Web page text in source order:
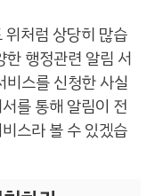
처럼 상당히 많습
행정관련 알림 서
스를 신청한 사실
를 통해 알림이 전
스라 볼 수 있겠습